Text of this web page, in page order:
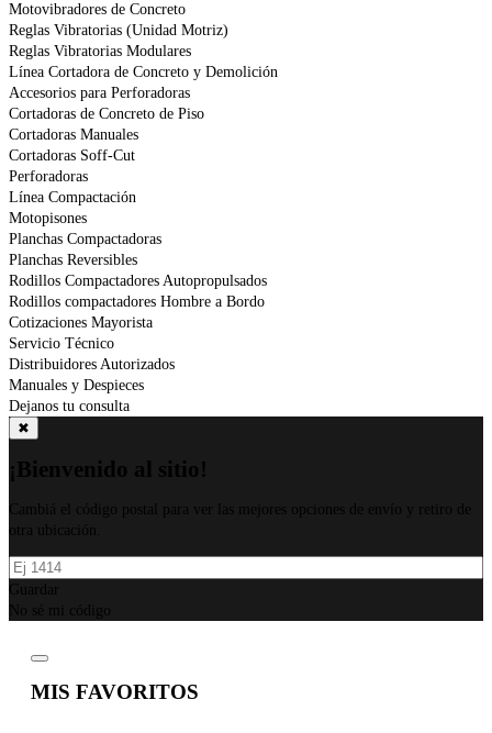
Motovibradores de Concreto
Reglas Vibratorias (Unidad Motriz)
Reglas Vibratorias Modulares
Línea Cortadora de Concreto y Demolición
Accesorios para Perforadoras
Cortadoras de Concreto de Piso
Cortadoras Manuales
Cortadoras Soff-Cut
Perforadoras
Línea Compactación
Motopisones
Planchas Compactadoras
Planchas Reversibles
Rodillos Compactadores Autopropulsados
Rodillos compactadores Hombre a Bordo
Cotizaciones Mayorista
Servicio Técnico
Distribuidores Autorizados
Manuales y Despieces
Dejanos tu consulta
✖
¡Bienvenido al sitio!
Cambiá el código postal para ver las mejores opciones de envío y retiro de
otra ubicación.
Guardar
No sé mi código
MIS FAVORITOS